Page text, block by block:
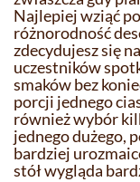
Najlepiej wziąć
różnorodność
zdecydujesz się
uczestników
smaków bez
porcji jednego
również wybór
jednego dużego,
bardziej
stół wygląda